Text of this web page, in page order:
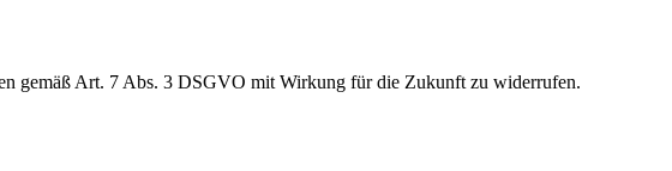
gemäß Art. 7 Abs. 3 DSGVO mit Wirkung für die Zukunft zu widerrufen.